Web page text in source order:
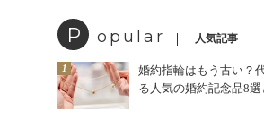
P opular 人気記事
1
婚約指輪はもう古い？
る人気の婚約記念品8選